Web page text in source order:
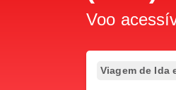
Voo
Viagem de Ida